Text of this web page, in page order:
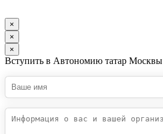
×
×
×
Вступить в Автономию татар Москвы